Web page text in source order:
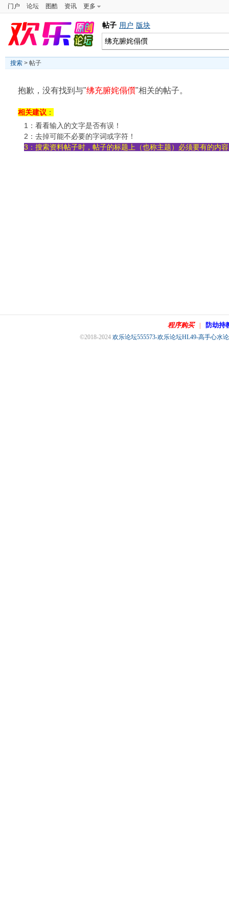
门户 论坛 图酷 资讯 更多
帖子 用户 版块
搜索 > 帖子
抱歉，没有找到与"绋充腑姹傝儨"相关的帖子。
相关建议 ：
1：看看输入的文字是否有误！
2：去掉可能不必要的字词或字符！
3：搜索资料帖子时，帖子的标题上（也称主题）必须要有的内
程序购买 防劫持
©2018-2024 欢乐论坛555573-欢乐论坛HL49-高手心水